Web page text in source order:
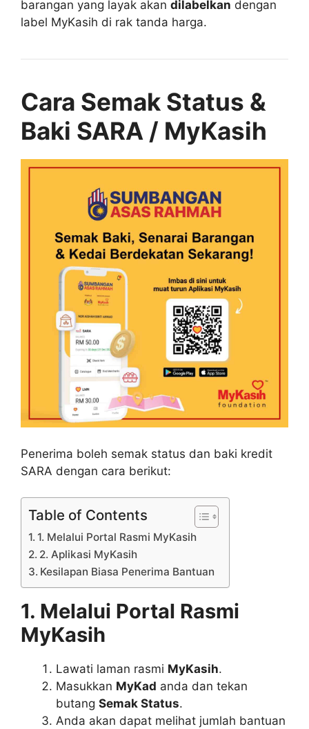
barangan yang layak akan dilabelkan dengan
label MyKasih di rak tanda harga.
Cara Semak Status &
Baki SARA / MyKasih
Penerima boleh semak status dan baki kredit
SARA dengan cara berikut:
Table of Contents
1. Melalui Portal Rasmi MyKasih
2. Aplikasi MyKasih
Kesilapan Biasa Penerima Bantuan
1. Melalui Portal Rasmi
MyKasih
Lawati laman rasmi MyKasih.
Masukkan MyKad anda dan tekan
butang Semak Status.
Anda akan dapat melihat jumlah bantuan